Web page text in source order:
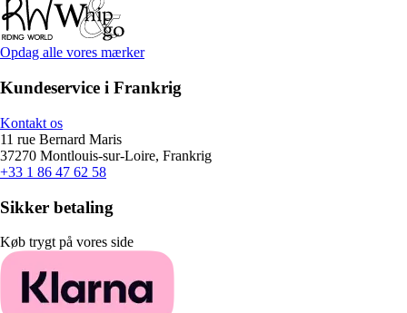
Opdag alle vores mærker
Kundeservice i Frankrig
Kontakt os
11 rue Bernard Maris
37270 Montlouis-sur-Loire, Frankrig
+33 1 86 47 62 58
Sikker betaling
Køb trygt på vores side